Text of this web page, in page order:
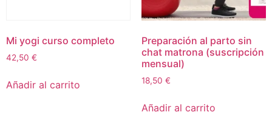
Mi yogi curso completo
42,50 €
Añadir al carrito
Preparación al parto sin
chat matrona (suscripción
mensual)
18,50 €
Añadir al carrito